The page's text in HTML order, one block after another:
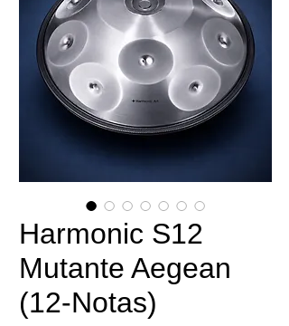
Harmonic S12
Mutante Aegean
(12-Notas)